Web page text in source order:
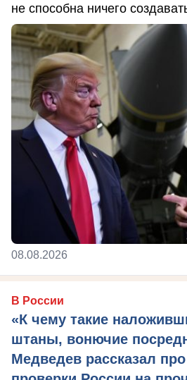
не способна ничего
08.08.2026
В России
«К чему такие
штаны, вонючие
Медведев рассказал